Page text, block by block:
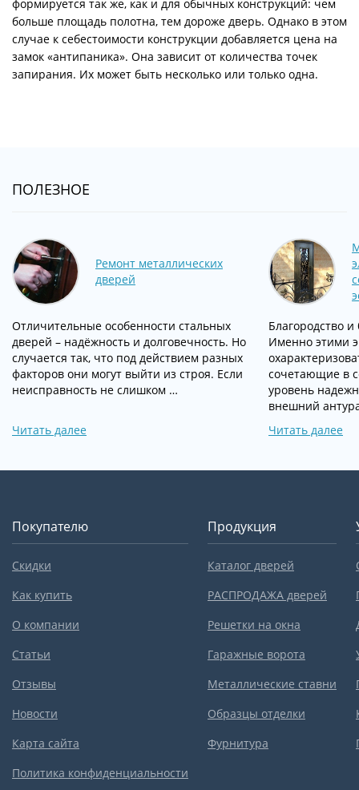
формируется так же, как и для обычных конструкций: чем
больше площадь полотна, тем дороже дверь. Однако в этом
случае к себестоимости конструкции добавляется цена на
замок «антипаника». Она зависит от количества точек
запирания. Их может быть несколько или только одна.
ПОЛЕЗНОЕ
Ремонт металлических
дверей
Отличительные особенности стальных
дверей – надёжность и долговечность. Но
случается так, что под действием разных
факторов они могут выйти из строя. Если
неисправность не слишком …
Читать далее
Благородство
Именно этими
сочетающие в
уровень
внешний
Читать далее
Покупателю
Скидки
Как купить
О компании
Статьи
Отзывы
Новости
Карта сайта
Политика конфиденциальности
Продукция
Каталог дверей
РАСПРОДАЖА дверей
Решетки на окна
Гаражные ворота
Металлические ставни
Образцы отделки
Фурнитура